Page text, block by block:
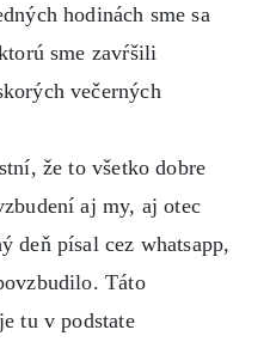
hodinách sme sa
sme zavŕšili
večerných
že to všetko dobre
aj my, aj otec
deň písal cez whatsapp,
Táto
tu v podstate